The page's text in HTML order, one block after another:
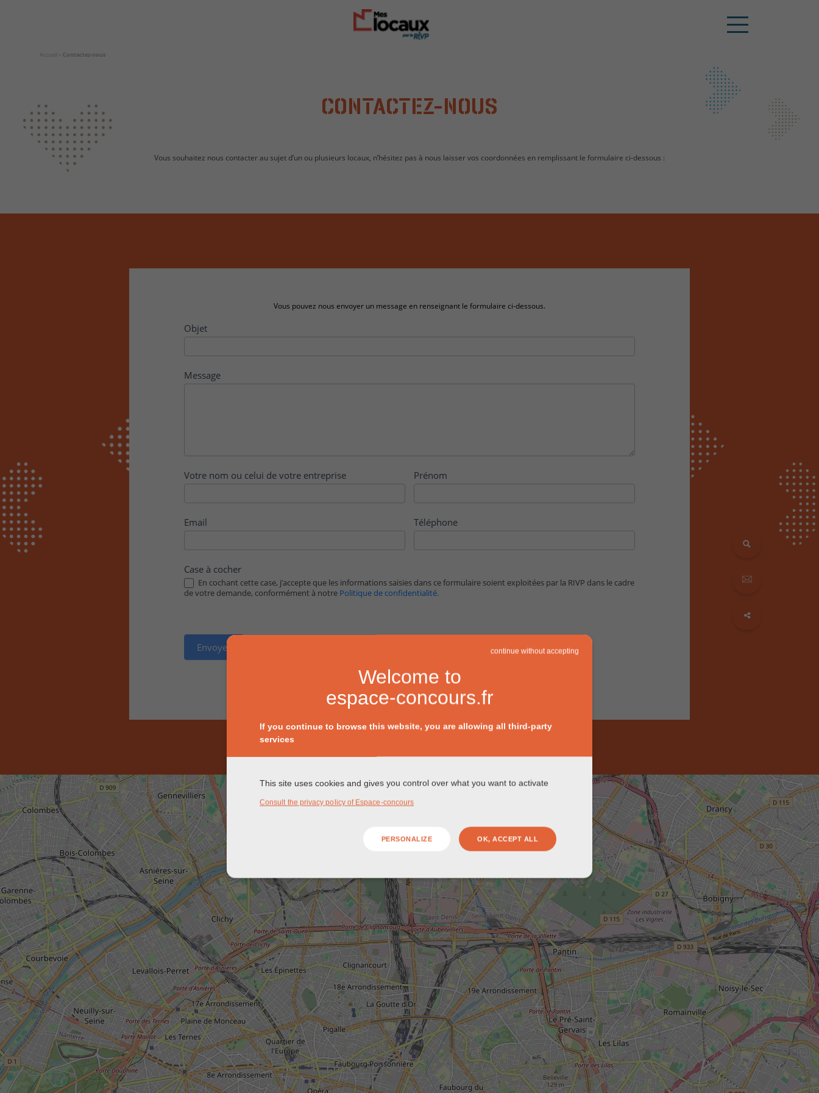
Accueil Contactez-nous
CONTACTEZ-NOUS
Vous souhaitez nous contacter au sujet d’un ou plusieurs locaux, n’hésitez pas à nous laisser vos coordonnées en remplissant le formulaire ci-dessous :
Vous pouvez nous envoyer un message en renseignant le formulaire ci-dessous.
Contact
Objet
Message
Votre nom ou celui de votre entreprise Prénom
Email Téléphone
Case à cocher
En cochant cette case, j’accepte que les informations saisies dans ce formulaire soient exploitées par la RIVP dans le cadre
de votre demande, conformément à notre Politique de confidentialité.
Envoyer continue without accepting
Welcome to
espace-concours.fr
If you continue to browse this website, you are allowing all third-party
services
This site uses cookies and gives you control over what you want to activate
Consult the privacy policy of Espace-concours
PERSONALIZE OK, ACCEPT ALL